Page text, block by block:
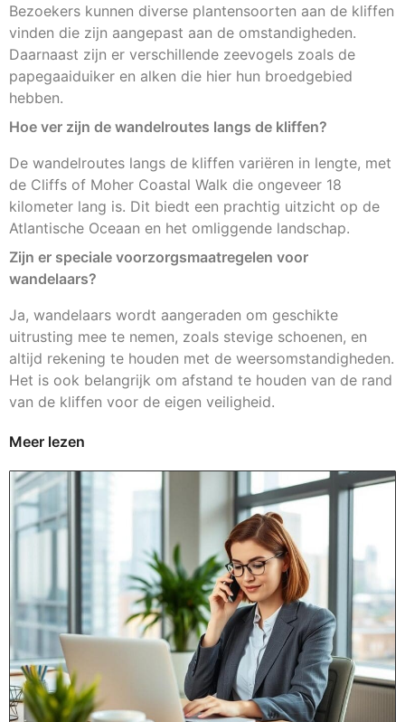
Bezoekers kunnen diverse plantensoorten aan de kliffen
vinden die zijn aangepast aan de omstandigheden.
Daarnaast zijn er verschillende zeevogels zoals de
papegaaiduiker en alken die hier hun broedgebied
hebben.
Hoe ver zijn de wandelroutes langs de kliffen?
De wandelroutes langs de kliffen variëren in lengte, met
de Cliffs of Moher Coastal Walk die ongeveer 18
kilometer lang is. Dit biedt een prachtig uitzicht op de
Atlantische Oceaan en het omliggende landschap.
Zijn er speciale voorzorgsmaatregelen voor
wandelaars?
Ja, wandelaars wordt aangeraden om geschikte
uitrusting mee te nemen, zoals stevige schoenen, en
altijd rekening te houden met de weersomstandigheden.
Het is ook belangrijk om afstand te houden van de rand
van de kliffen voor de eigen veiligheid.
Meer lezen